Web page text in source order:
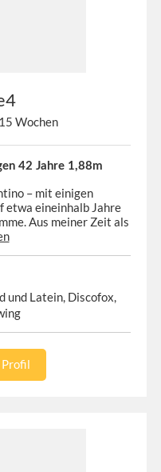
Wochen
42 Jahre 1,88m
– mit einigen
etwa eineinhalb Jahre
Aus meiner Zeit als
und Latein, Discofox,
Profil